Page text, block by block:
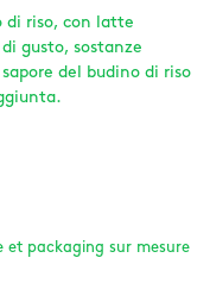
di riso, con latte
gusto, sostanze
del budino di riso
et packaging sur mesure